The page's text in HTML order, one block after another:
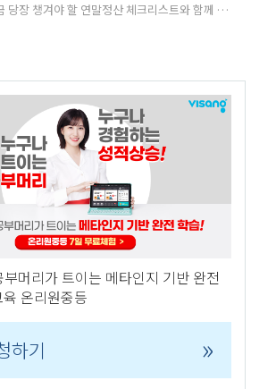
당장 챙겨야 할 연말정산 체크리스트와 함께 내
파 대비법까지 정리해 드립니다.1. 13월의 월
개인형 퇴직연금)를 합쳐 최대 900만 원까지 세
있습니다. 소득에 따라 13.2%에서 16.5%까지
유 자금이 있다면 한도를 채우는 것이 유리합니다.
비율 조정총급여의 25%까지는 혜택이 좋은 ..
머리가 트이는 메타인지 기반 완전
온리원중등
하기 »